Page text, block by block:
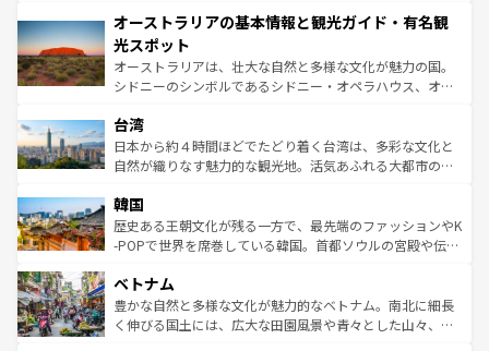
部のニューオーリンズでは、音楽と美食が融合した独特の
文化が魅力。旅行者はアメリカの各地域で異なる魅力を楽
しみながら、その多様性と豊かな歴史を感じることができ
るだろう。車でのロードトリップや列車の旅も、アメリカ
情報は
ワイ島は見逃せない。また、定番の観光地といえばオアフ
島だが、静かな自然を求めるならマウイ島やカウアイ島が
おすすめ。エメラルドグリーンに輝く海をはじめ、豊かな
文化や歴史が息づいている。「アロハスピリット」と呼ば
人々、おいしいローカルフードやハワイアンミュージッ
ク、伝統的なフラダンスなど、すべてがハワイの魅力を彩
っている。訪れるたびに新しい発見と感動が待っているハ
はコンテンツ一覧
オーストラリアの基本情報と観光ガイド・有名観
光スポット
オーストラリアは、壮大な自然と多様な文化が魅力の国。
シドニーのシンボルであるシドニー・オペラハウス、オー
リアリーフや大陸中央部にそびえるウルル（エアーズロッ
ク）、タスマニアの美しい原生林やケアンズの熱帯雨林な
ど、見どころがたくさん。また、カフェやワイン、オージ
いる。アクティビティも充実しており、サーフィンやダイ
ビング、ハイキングなど、アウトドア好きにはたまらな
い。オーストラリアの多彩な魅力を存分に味わいつくそ
参照してほしい。
台湾
日本から約４時間ほどでたどり着く台湾は、多彩な文化と
自然が織りなす魅力的な観光地。活気あふれる大都市の台
ン）、静ひつな山岳地帯である台湾東部など、都市の喧騒
と山間の静けさが共存しており、訪れる人に新しい発見と
驚きをもたらしてくれる。また、奥深い台湾の食文化も魅
容にもいいと評判のスイーツなど、バラエティ豊かな料理
が味わえる。 なお、新着の台湾情報は コンテンツ一覧を参
照してほしい。
韓国
歴史ある王朝文化が残る一方で、最先端のファッションやK
-POPで世界を席巻している韓国。首都ソウルの宮殿や伝統
き、地方に足を延ばせば四季折々の自然美を楽しむことが
できる。そして、キムチや焼肉、絶品のストリートフード
まで、さまざまな韓国料理が待っている。夜には、韓国な
ベトナム
豊かな自然と多様な文化が魅力的なベトナム。南北に細長
く伸びる国土には、広大な田園風景や青々とした山々、世